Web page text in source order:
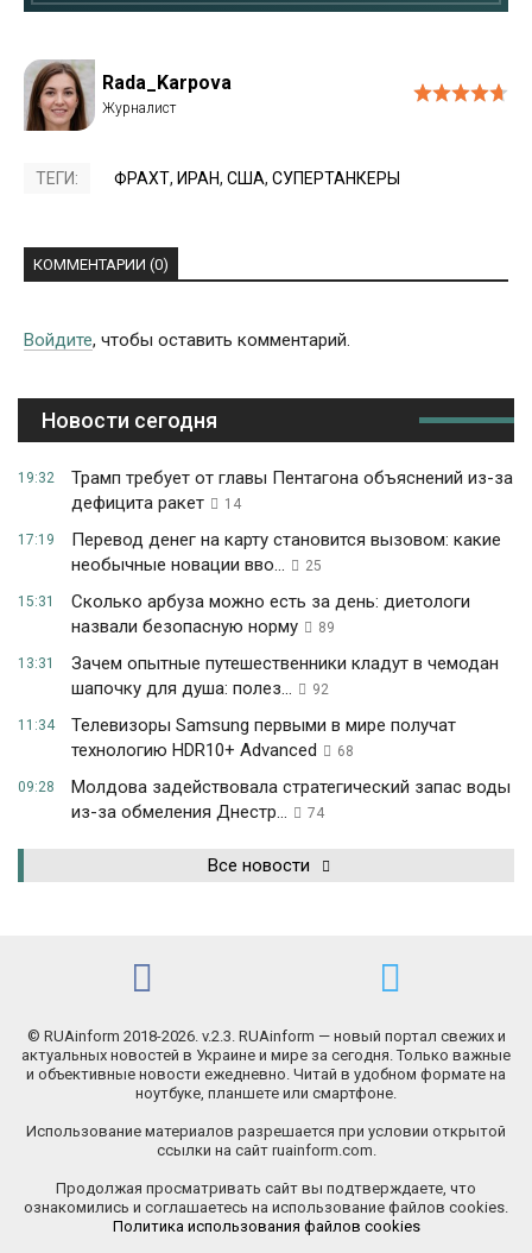
Rada_Karpova
ТЕГИ: ФРАХТ, ИРАН, США, СУПЕРТАНКЕРЫ
КОММЕНТАРИИ (0)
Войдите, чтобы оставить комментарий.
Новости сегодня
19:32
Трамп требует от главы Пентагона объяснений из-за
дефицита ракет
14
17:19
Перевод денег на карту становится вызовом: какие
необычные новации вво...
25
15:31
Сколько арбуза можно есть за день: диетологи
назвали безопасную норму
89
13:31
Зачем опытные путешественники кладут в чемодан
шапочку для душа: полез...
92
11:34
Телевизоры Samsung первыми в мире получат
технологию HDR10+ Advanced
68
09:28
Молдова задействовала стратегический запас воды
из-за обмеления Днестр...
74
Все новости
© RUAinform 2018-2026. v.2.3. RUAinform — новый портал свежих и
актуальных новостей в Украине и мире за сегодня. Только важные
и объективные новости ежедневно. Читай в удобном формате на
ноутбуке, планшете или смартфоне.
Использование материалов разрешается при условии открытой
ссылки на сайт ruainform.com.
Продолжая просматривать сайт вы подтверждаете, что
ознакомились и соглашаетесь на использование файлов cookies.
Политика использования файлов cookies